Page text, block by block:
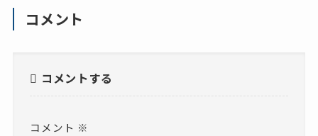
コメント
コメントする
コメント ※